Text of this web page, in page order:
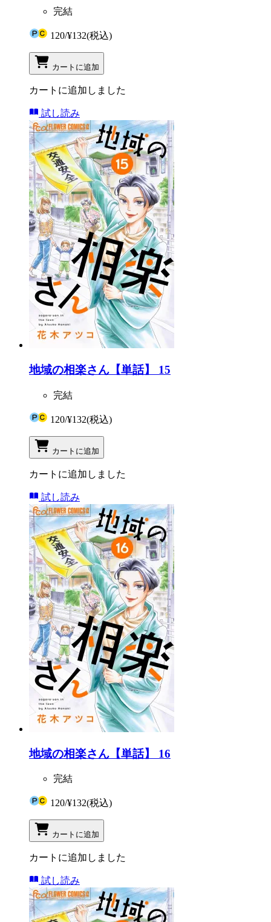
完結
120/¥132(税込)
カートに追加
カートに追加しました
試し読み
地域の相楽さん【単話】 15
完結
120/¥132(税込)
カートに追加
カートに追加しました
試し読み
地域の相楽さん【単話】 16
完結
120/¥132(税込)
カートに追加
カートに追加しました
試し読み